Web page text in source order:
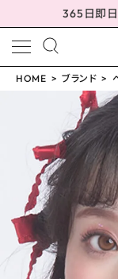
365日即
meeting_room ログイン
HOME ブランド